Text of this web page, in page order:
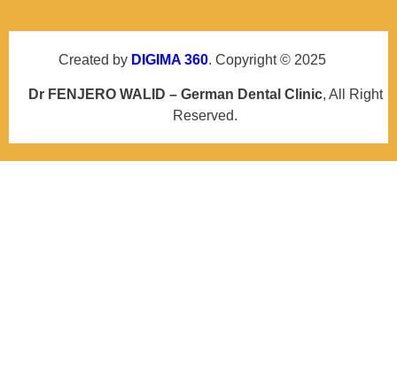
Dr FENJERO WALID – German Dental Clinic, All Right
Reserved.
Created by DIGIMA 360. Copyright © 2025